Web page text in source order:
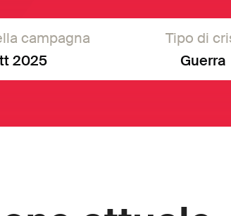
campagna
2025
Tipo di
Guerra